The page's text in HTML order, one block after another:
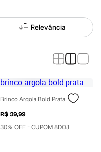
Relevância
Brinco Argola Bold Prata
R$ 39,99
30% OFF - CUPOM 8DO8